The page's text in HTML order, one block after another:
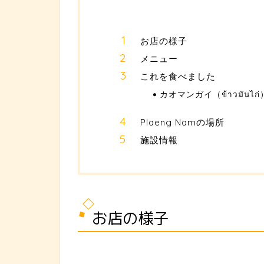
お店の様子
メニュー
これを食べました
カオマンガイ（ข้าวมันไก่
Plaeng Namの場所
施設情報
お店の様子